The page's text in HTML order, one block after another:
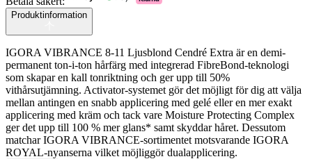
Produktinformation
IGORA VIBRANCE 8-11 Ljusblond Cendré Extra är en demi-
permanent ton-i-ton hårfärg med integrerad FibreBond-teknologi
som skapar en kall tonriktning och ger upp till 50%
vithårsutjämning. Activator-systemet gör det möjligt för dig att välja
mellan antingen en snabb applicering med gelé eller en mer exakt
applicering med kräm och tack vare Moisture Protecting Complex
ger det upp till 100 % mer glans* samt skyddar håret. Dessutom
matchar IGORA VIBRANCE-sortimentet motsvarande IGORA
ROYAL-nyanserna vilket möjliggör dualapplicering.